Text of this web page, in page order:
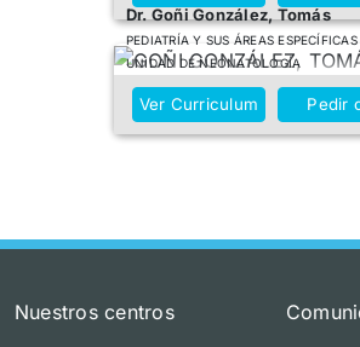
Dr. Goñi González, Tomás
PEDIATRÍA Y SUS ÁREAS ESPECÍFICAS
UNIDAD DE NEONATOLOGÍA
Ver Curriculum Pedir
Nuestros centros